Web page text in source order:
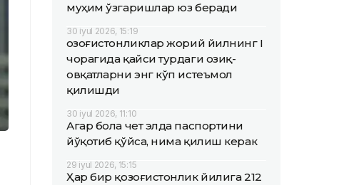
муҳим ўзгаришлар юз беради
30 iyul 2026, 15:19
Қозоғистонликлар жорий йилнинг I
чорагида қайси турдаги озиқ-
овқатларни энг кўп истеъмол
қилишди
30 iyul 2026, 11:10
Агар бола чет элда паспортини
йўқотиб қўйса, нима қилиш керак
29 iyul 2026, 15:15
Ҳар бир қозоғистонлик йилига 212